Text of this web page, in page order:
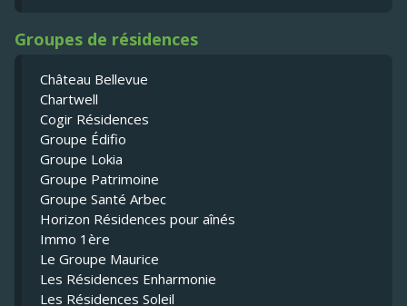
Groupes de résidences
Château Bellevue
Chartwell
Cogir Résidences
Groupe Édifio
Groupe Lokia
Groupe Patrimoine
Groupe Santé Arbec
Horizon Résidences pour aînés
Immo 1ère
Le Groupe Maurice
Les Résidences Enharmonie
Les Résidences Soleil